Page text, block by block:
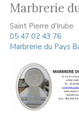
Marbrerie
Saint Pierre d'Irube
05 47 02 43 76
Marbrerie du Pays